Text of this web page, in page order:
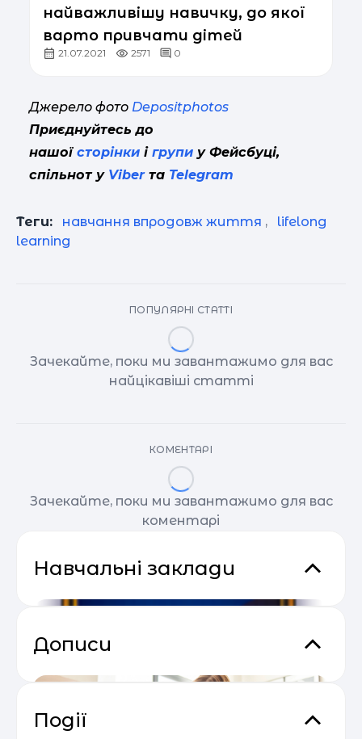
найважливішу навичку, до якої
варто привчати дітей
21.07.2021 2571 0
Джерело фото Depositphotos
Приєднуйтесь до
нашої сторінки і групи у Фейсбуці,
спільнот у Viberта Telegram
Теги: навчання впродовж життя ,
lifelong
learning
ПОПУЛЯРНІ СТАТТІ
Зачекайте, поки ми завантажимо для вас
найцікавіші статті
КОМЕНТАРІ
Зачекайте, поки ми завантажимо для вас
коментарі
Навчальні заклади
Дописи
Події